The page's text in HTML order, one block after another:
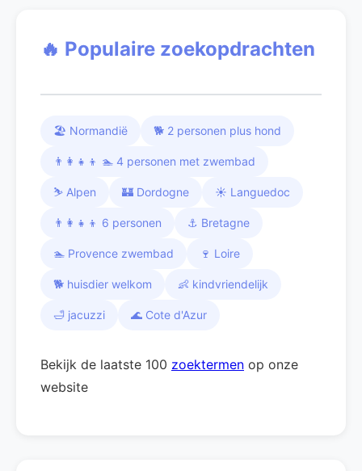
🔥 Populaire zoekopdrachten
🏖️ Normandië 🐕 2 personen plus hond
👨‍👩‍👧‍👦 🏊 4 personen met zwembad
⛷️ Alpen 🏰 Dordogne ☀️ Languedoc
👨‍👩‍👧‍👦 6 personen ⚓ Bretagne
🏊 Provence zwembad 🍷 Loire
🐕 huisdier welkom 👶 kindvriendelijk
🛁 jacuzzi 🌊 Cote d'Azur
Bekijk de laatste 100 zoektermen op onze
website